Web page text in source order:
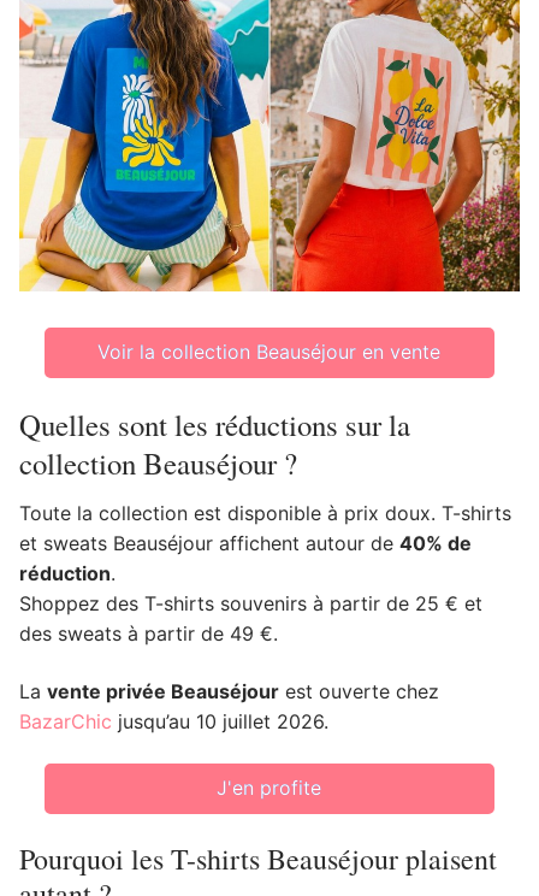
Voir la collection Beauséjour en vente
Quelles sont les réductions sur la
collection Beauséjour ?
Toute la collection est disponible à prix doux. T-shirts
et sweats Beauséjour affichent autour de 40% de
réduction.
Shoppez des T-shirts souvenirs à partir de 25 € et
des sweats à partir de 49 €.
La vente privée Beauséjour est ouverte chez
BazarChic jusqu’au 10 juillet 2026.
J'en profite
Pourquoi les T-shirts Beauséjour plaisent